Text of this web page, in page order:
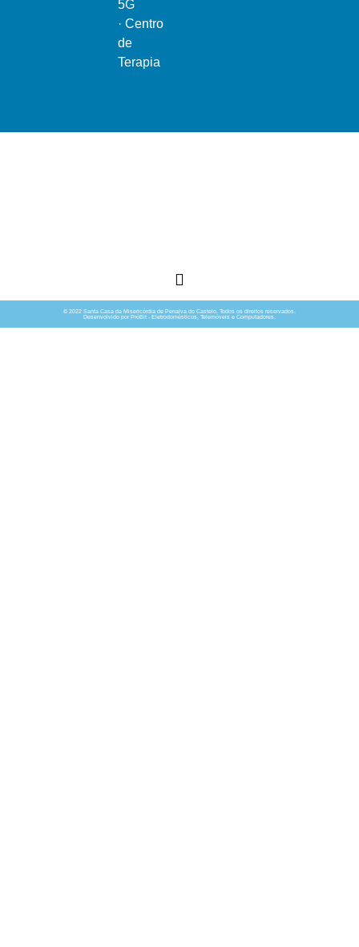
5G
· Centro
de
Terapia
© 2022 Santa Casa da Misericórdia de Penalva do Castelo. Todos os direitos reservados.
Desenvolvido por PróBit - Eletrodomésticos, Telemóveis e Computadores.